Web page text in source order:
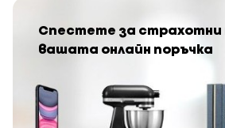
Спестете за страхотни
вашата онлайн поръчка